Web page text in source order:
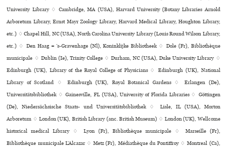
University Library ♢ Cambridge, MA (USA), Harvard University (Botany Libraries Arnold
Arboretum Library, Ernst Mayr Zoology Library, Harvard Medical Library, Houghton Library,
etc.) ♢ Chapel Hill, NC (USA), North Carolina University Library (Louis Round Wilson Library,
etc.) ♢ Den Haag = ’s-Gravenhage (Nl), Koninklijke Bibliotheek ♢ Dole (Fr), Bibliothèque
muni­ci­pale ♢ Dublin (Ie), Trinity College ♢ Durham, NC (USA), Duke University Library ♢
Edinburgh (UK), Library of the Royal College of Physicians ♢ Edinburgh (UK), National
Library of Scotland ♢ Edinburgh (UK), Royal Botanical Gardens ♢ Erlangen (De),
Universitätsbibliothek ♢ Gainesville, FL (USA), University of Florida Libraries ♢ Göttingen
(De), Niedersächsische Staats- und Universitätsbibliothek ♢ Lisle, IL (USA), Morton
Arboretum ♢ London (UK), British Library (anc. British Museum) ♢ London (UK), Wellcome
his­to­ri­cal medi­cal Library ♢ Lyon (Fr), Bibliothèque muni­ci­pale ♢ Marseille (Fr),
Bibliothèque muni­ci­pale L’Alcazar ♢ Metz (Fr), Médiathèque du Pontiffroy ♢ Montreal (Ca),